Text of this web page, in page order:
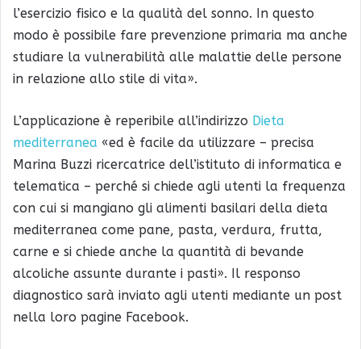
l’esercizio fisico e la qualità del sonno. In questo
modo è possibile fare prevenzione primaria ma anche
studiare la vulnerabilità alle malattie delle persone
in relazione allo stile di vita».
L’applicazione è reperibile all’indirizzo Dieta
mediterranea «ed è facile da utilizzare – precisa
Marina Buzzi ricercatrice dell’istituto di informatica e
telematica – perché si chiede agli utenti la frequenza
con cui si mangiano gli alimenti basilari della dieta
mediterranea come pane, pasta, verdura, frutta,
carne e si chiede anche la quantità di bevande
alcoliche assunte durante i pasti». Il responso
diagnostico sarà inviato agli utenti mediante un post
nella loro pagine Facebook.